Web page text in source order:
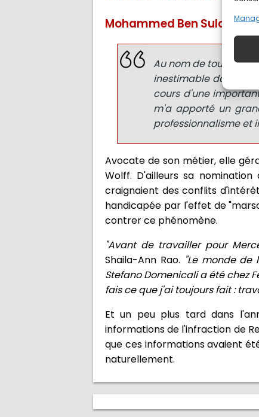
Mohammed Ben Sulayem
Au nom de tous les
inestimable dans
cours d'une
m'a apporté un
professionnalisme et
Avocate de son métier, elle
Wolff. D'ailleurs sa
craignaient des conflits
handicapée par l'effet de
contrer ce phénomène.
"Avant de travailler pour
Shaila-Ann Rao. "Le monde de
Stefano Domenicali a été chez
fais ce que j'ai toujours fait :
Et un peu plus tard dans
informations de l'infraction de
que ces informations avaient
naturellement.